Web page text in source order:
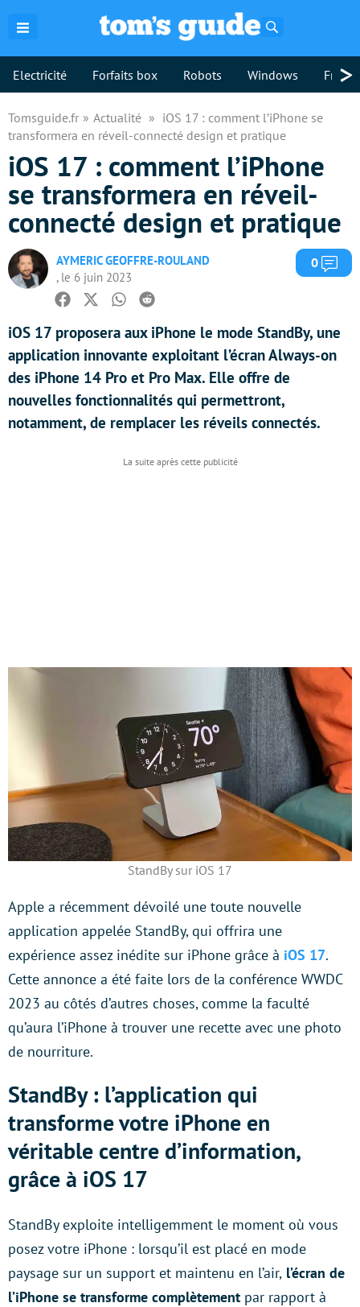
Electricité Forfaits box Robots Windows >
Tomsguide.fr Actualité
iOS 17 : comment l’iPhone se
transformera en réveil-connecté design et pratique
iOS 17 : comment l’iPhone
se transformera en réveil-
connecté design et pratique
AYMERIC GEOFFRE-ROULAND
, le 6 juin 2023
0
Facebook
TwitterWhatsapp
Reddit
iOS 17 proposera aux iPhone le mode StandBy, une
application innovante exploitant l’écran Always-on
des iPhone 14 Pro et Pro Max. Elle offre de
nouvelles fonctionnalités qui permettront,
notamment, de remplacer les réveils connectés.
StandBy sur iOS 17
Apple a récemment dévoilé une toute nouvelle
application appelée StandBy, qui offrira une
expérience assez inédite sur iPhone grâce à iOS 17.
Cette annonce a été faite lors de la conférence WWDC
2023 au côtés d’autres choses, comme la faculté
qu’aura l’iPhone à trouver une recette avec une photo
de nourriture.
StandBy : l’application qui
transforme votre iPhone en
véritable centre d’information,
grâce à iOS 17
StandBy exploite intelligemment le moment où vous
posez votre iPhone : lorsqu’il est placé en mode
paysage sur un support et maintenu en l’air, l’écran de
l’iPhone se transforme complètement par rapport à